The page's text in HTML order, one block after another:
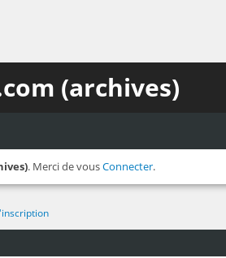
(archives)
. Merci de vousConnecter.